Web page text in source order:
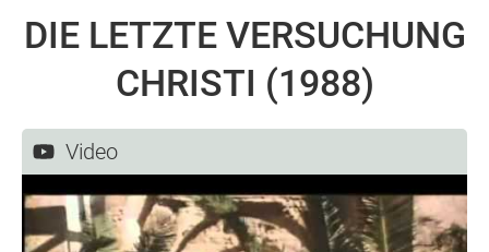
DIE LETZTE VERSUCHUNG
CHRISTI (1988)
Video